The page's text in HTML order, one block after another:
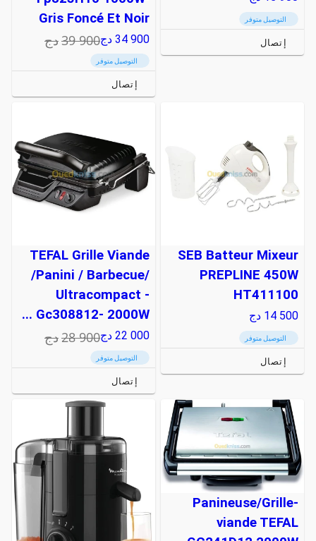
التوصيل متوفر
إتصال
Gris Foncé Et Noir
34 900 دج39 900دج
التوصيل متوفر
إتصال
SEB Batteur Mixeur
PREPLINE 450W
HT411100
14 500 دج
التوصيل متوفر
إتصال
TEFAL Grille Viande
/Panini / Barbecue/
Ultracompact -
Gc308812- 2000W ...
22 000 دج28 900دج
التوصيل متوفر
إتصال
Panineuse/Grille-
viande TEFAL